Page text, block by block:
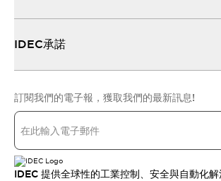
IDEC承諾
訂閱我們的電子報，獲取我們的最新訊息!
IDEC 提供全球性的工業控制、安全與自動化